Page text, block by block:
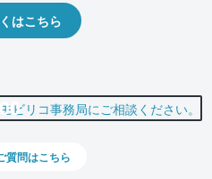
はこちら
質問はこちら